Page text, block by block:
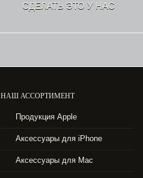
43990 р.
СДЕЛАТЬ ЭТО У НАС
НАШ АССОРТИМЕНТ
Продукция Apple
Аксессуары для iPhone
Аксессуары для Mac